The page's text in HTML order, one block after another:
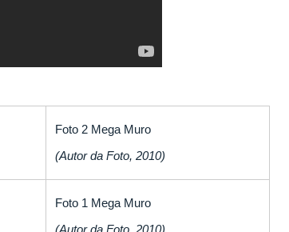
Foto 2 Mega Muro
(Autor da Foto, 2010)
Foto 1 Mega Muro
(Autor da Foto, 2010)